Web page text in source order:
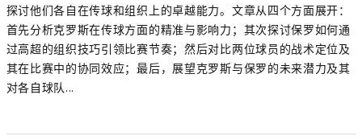
探讨他们各自在传球和组织上的卓越能力。文章从四个方面展开：
首先分析克罗斯在传球方面的精准与影响力；其次探讨保罗如何通
过高超的组织技巧引领比赛节奏；然后对比两位球员的战术定位及
其在比赛中的协同效应；最后，展望克罗斯与保罗的未来潜力及其
对各自球队...